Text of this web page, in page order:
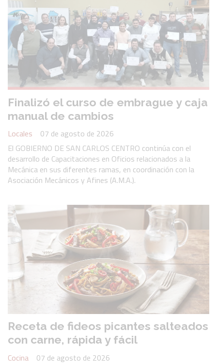
Finalizó el curso de embrague y caja
manual de cambios
Locales
07 de agosto de 2026
El GOBIERNO DE SAN CARLOS CENTRO continúa con el
desarrollo de Capacitaciones en Oficios relacionados a la
Mecánica en sus diferentes ramas, en coordinación con la
Asociación Mecánicos y Afines (A.M.A.).
Receta de fideos picantes salteados
con carne, rápida y fácil
Cocina
07 de agosto de 2026